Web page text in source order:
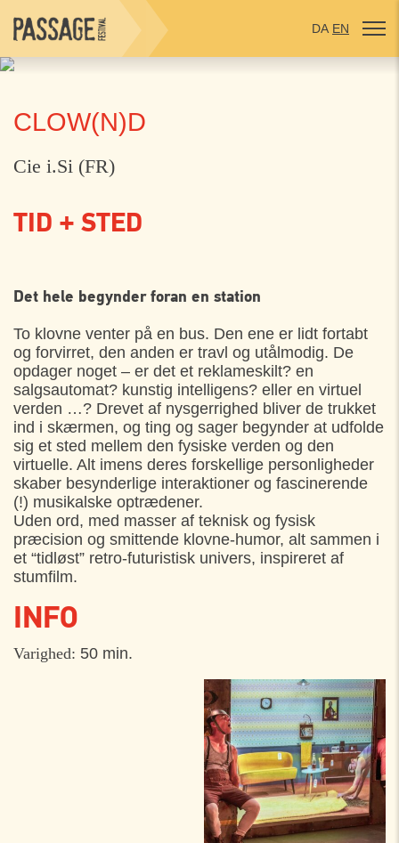
DA EN
CLOW(N)D
Cie i.Si (FR)
TID + STED
TORSDAG 01. AUGUST
21:00 Toldkammergården, Helsingør
FREDAG 02. AUGUST
21:00 Toldkammergården, Helsingør
LØRDAG 03. AUGUST
21:00 Toldkammergården, Helsingør
Det hele begynder foran en station
To klovne venter på en bus. Den ene er lidt fortabt
og forvirret, den anden er travl og utålmodig. De
opdager noget – er det et reklameskilt? en
salgsautomat? kunstig intelligens? eller en virtuel
verden …? Drevet af nysgerrighed bliver de trukket
ind i skærmen, og ting og sager begynder at udfolde
sig et sted mellem den fysiske verden og den
virtuelle. Alt imens deres forskellige personligheder
skaber besynderlige interaktioner og fascinerende
(!) musikalske optrædener.
Uden ord, med masser af teknisk og fysisk
præcision og smittende klovne-humor, alt sammen i
et “tidløst” retro-futuristisk univers, inspireret af
stumfilm.
INFO
Varighed: 50 min.